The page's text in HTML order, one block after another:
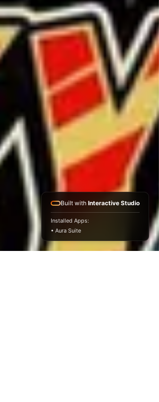
Built with Interactive Studio
Installed Apps:
• Aura Suite